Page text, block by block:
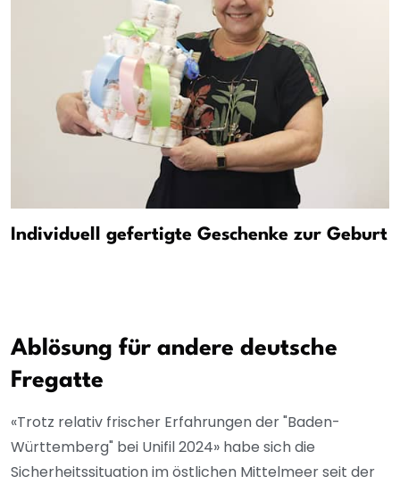
Individuell gefertigte Geschenke zur Geburt
Ablösung für andere deutsche
Fregatte
«Trotz relativ frischer Erfahrungen der "Baden-
Württemberg" bei Unifil 2024» habe sich die
Sicherheitssituation im östlichen Mittelmeer seit der